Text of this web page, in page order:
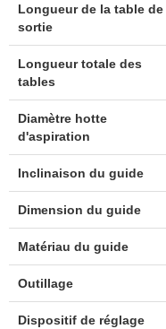
Longueur de la table de
sortie
Longueur totale des
tables
Diamètre hotte
d'aspiration
Inclinaison du guide
Dimension du guide
Matériau du guide
Outillage
Dispositif de réglage